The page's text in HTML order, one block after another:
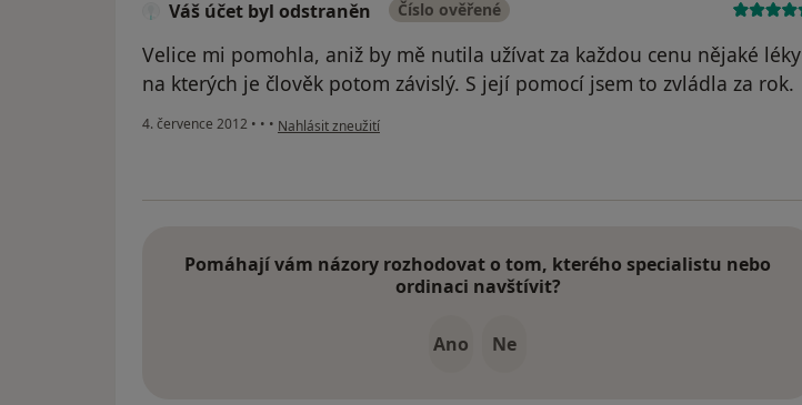
Váš účet byl odstraněn Číslo ověřené
Velice mi pomohla, aniž by mě nutila užívat za každou cenu nějaké léky
na kterých je člověk potom závislý. S její pomocí jsem to zvládla za rok.
4. července 2012 • • • podle názoru uživatele Váš účet byl odstraněn
Nahlásit zneužití
Pomáhají vám názory rozhodovat o tom, kterého specialistu nebo
ordinaci navštívit?
Ano Ne